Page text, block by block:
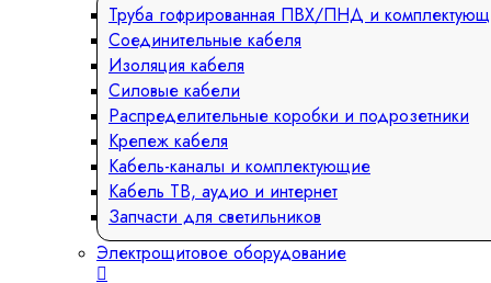
Труба гофрированная ПВХ/ПНД и
Соединительные кабеля
Изоляция кабеля
Силовые кабели
Распределительные коробки и подрозетники
Крепеж кабеля
Кабель-каналы и комплектующие
Кабель ТВ, аудио и интернет
Запчасти для светильников
Электрощитовое оборудование